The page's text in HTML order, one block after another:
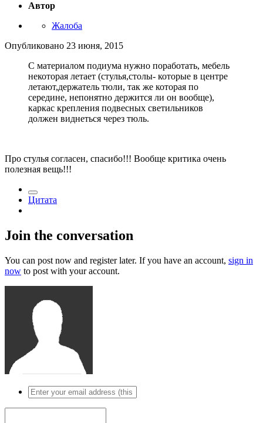
Автор
Жалоба
Опубликовано 23 июня, 2015
С материалом подиума нужно поработать, мебель
некоторая летает (стулья,столы- которые в центре
летают,держатель тюли, так же которая по
середине, непонятно держится ли он вообще),
каркас крепления подвесных светильников
должен виднеться через тюль.
Про стулья согласен, спасибо!!! Вообще критика очень
полезная вещь!!!
Цитата
Join the conversation
You can post now and register later. If you have an account, sign in
now to post with your account.